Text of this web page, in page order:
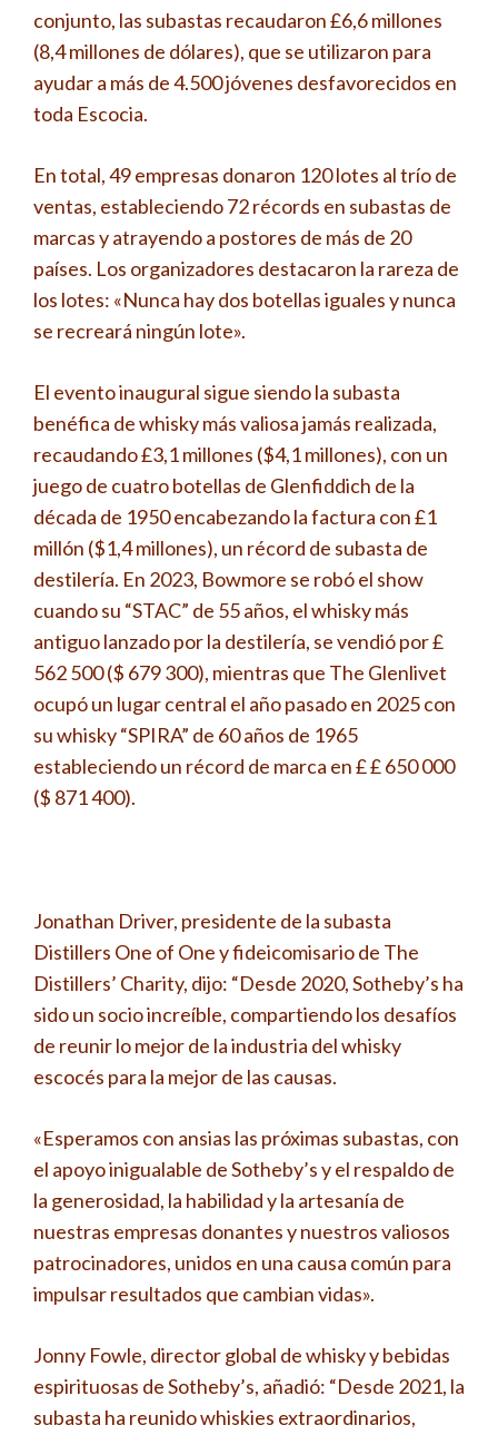
conjunto, las subastas recaudaron £6,6 millones
(8,4 millones de dólares), que se utilizaron para
ayudar a más de 4.500 jóvenes desfavorecidos en
toda Escocia.
En total, 49 empresas donaron 120 lotes al trío de
ventas, estableciendo 72 récords en subastas de
marcas y atrayendo a postores de más de 20
países. Los organizadores destacaron la rareza de
los lotes: «Nunca hay dos botellas iguales y nunca
se recreará ningún lote».
El evento inaugural sigue siendo la subasta
benéfica de whisky más valiosa jamás realizada,
recaudando £3,1 millones ($4,1 millones), con un
juego de cuatro botellas de Glenfiddich de la
década de 1950 encabezando la factura con £1
millón ($1,4 millones), un récord de subasta de
destilería. En 2023, Bowmore se robó el show
cuando su “STAC” de 55 años, el whisky más
antiguo lanzado por la destilería, se vendió por £
562 500 ($ 679 300), mientras que The Glenlivet
ocupó un lugar central el año pasado en 2025 con
su whisky “SPIRA” de 60 años de 1965
estableciendo un récord de marca en £ £ 650 000
($ 871 400).
Jonathan Driver, presidente de la subasta
Distillers One of One y fideicomisario de The
Distillers’ Charity, dijo: “Desde 2020, Sotheby’s ha
sido un socio increíble, compartiendo los desafíos
de reunir lo mejor de la industria del whisky
escocés para la mejor de las causas.
«Esperamos con ansias las próximas subastas, con
el apoyo inigualable de Sotheby’s y el respaldo de
la generosidad, la habilidad y la artesanía de
nuestras empresas donantes y nuestros valiosos
patrocinadores, unidos en una causa común para
impulsar resultados que cambian vidas».
Jonny Fowle, director global de whisky y bebidas
espirituosas de Sotheby’s, añadió: “Desde 2021, la
subasta ha reunido whiskies extraordinarios,